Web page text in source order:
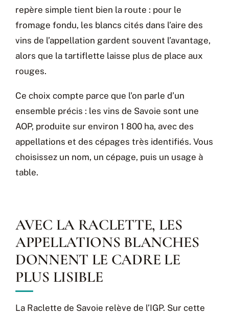
repère simple tient bien la route : pour le
fromage fondu, les blancs cités dans l’aire des
vins de l’appellation gardent souvent l’avantage,
alors que la tartiflette laisse plus de place aux
rouges.
Ce choix compte parce que l’on parle d’un
ensemble précis : les vins de Savoie sont une
AOP, produite sur environ 1 800 ha, avec des
appellations et des cépages très identifiés. Vous
choisissez un nom, un cépage, puis un usage à
table.
AVEC LA RACLETTE, LES
APPELLATIONS BLANCHES
DONNENT LE CADRE LE
PLUS LISIBLE
La Raclette de Savoie relève de l’IGP. Sur cette